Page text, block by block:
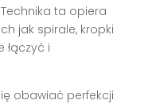
ta opiera
jak spirale, kropki
łączyć i
obawiać perfekcji